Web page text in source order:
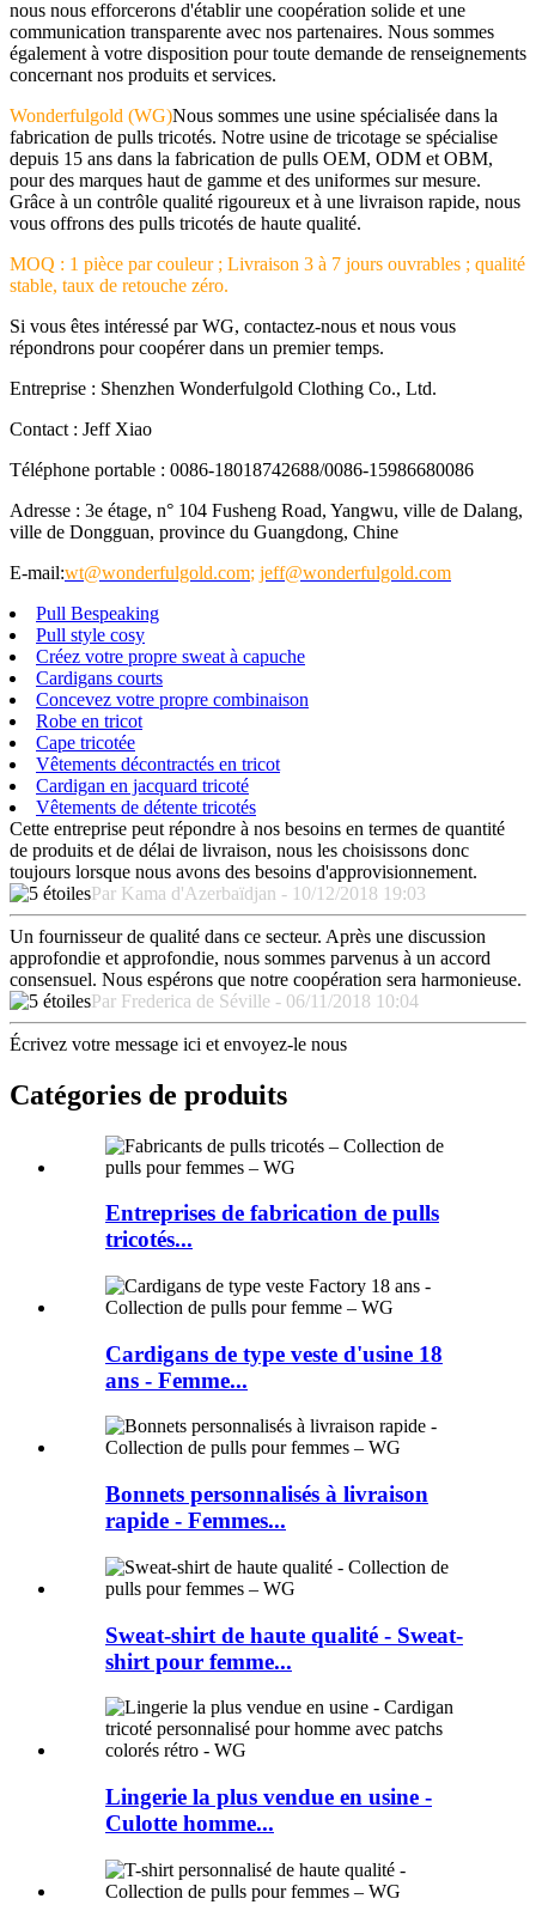
nous nous efforcerons d'établir une coopération solide et une
communication transparente avec nos partenaires. Nous sommes
également à votre disposition pour toute demande de renseignements
concernant nos produits et services.
Wonderfulgold (WG)Nous sommes une usine spécialisée dans la
fabrication de pulls tricotés. Notre usine de tricotage se spécialise
depuis 15 ans dans la fabrication de pulls OEM, ODM et OBM,
pour des marques haut de gamme et des uniformes sur mesure.
Grâce à un contrôle qualité rigoureux et à une livraison rapide, nous
vous offrons des pulls tricotés de haute qualité.
MOQ : 1 pièce par couleur ; Livraison 3 à 7 jours ouvrables ; qualité
stable, taux de retouche zéro.
Si vous êtes intéressé par WG, contactez-nous et nous vous
répondrons pour coopérer dans un premier temps.
Entreprise : Shenzhen Wonderfulgold Clothing Co., Ltd.
Contact : Jeff Xiao
Téléphone portable : 0086-18018742688/0086-15986680086
Adresse : 3e étage, n° 104 Fusheng Road, Yangwu, ville de Dalang,
ville de Dongguan, province du Guangdong, Chine
E-mail:wt@wonderfulgold.com; jeff@wonderfulgold.com
Pull Bespeaking
Pull style cosy
Créez votre propre sweat à capuche
Cardigans courts
Concevez votre propre combinaison
Robe en tricot
Cape tricotée
Vêtements décontractés en tricot
Cardigan en jacquard tricoté
Vêtements de détente tricotés
Cette entreprise peut répondre à nos besoins en termes de quantité
de produits et de délai de livraison, nous les choisissons donc
toujours lorsque nous avons des besoins d'approvisionnement.
Par Kama d'Azerbaïdjan - 10/12/2018 19:03
Un fournisseur de qualité dans ce secteur. Après une discussion
approfondie et approfondie, nous sommes parvenus à un accord
consensuel. Nous espérons que notre coopération sera harmonieuse.
Par Frederica de Séville - 06/11/2018 10:04
Écrivez votre message ici et envoyez-le nous
Catégories de produits
Entreprises de fabrication de pulls
tricotés...
Cardigans de type veste d'usine 18
ans - Femme...
Bonnets personnalisés à livraison
rapide - Femmes...
Sweat-shirt de haute qualité - Sweat-
shirt pour femme...
Lingerie la plus vendue en usine -
Culotte homme...